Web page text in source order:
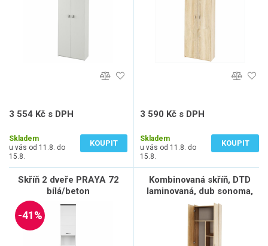
3 554 Kč s DPH
Skladem
u vás od 11.8. do
15.8.
KOUPIT
3 590 Kč s DPH
Skladem
u vás od 11.8. do
15.8.
KOUPIT
Skříň 2 dveře PRAYA 72
bílá/beton
-41%
Kombinovaná skříň, DTD
laminovaná, dub sonoma,
NATALI TYP 6